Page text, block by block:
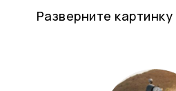
Разверните